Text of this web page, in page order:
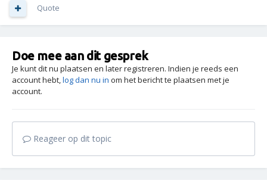
Quote
Doe mee aan dit gesprek
Je kunt dit nu plaatsen en later registreren. Indien je reeds een
account hebt,log dan nu in om het bericht te plaatsen met je
account.
Reageer op dit topic